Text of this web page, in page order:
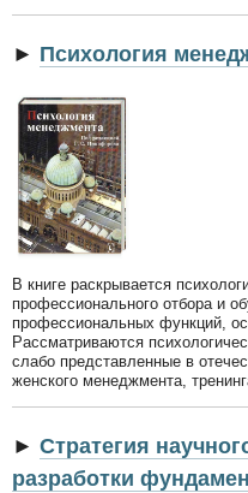
► Психология
В книге раскрывается
профессионального отбора и
профессиональных функций,
Рассматриваются
слабо представленные в
женского менеджмента,
► Стратегия
разработки